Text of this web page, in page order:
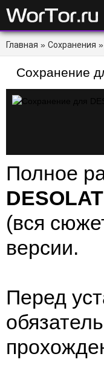
Главная » Сохранения
Сохранение
Полное
(вся
версии.
Перед